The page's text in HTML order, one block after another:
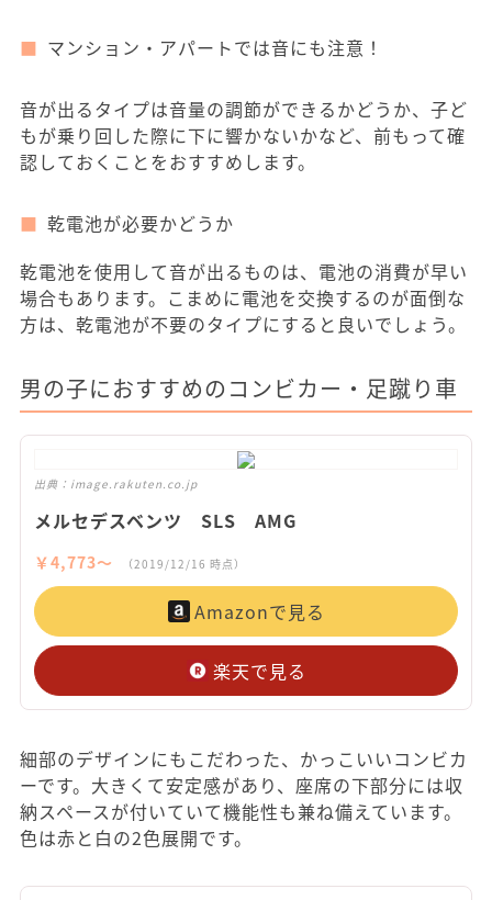
マンション・アパートでは音にも注意！
音が出るタイプは音量の調節ができるかどうか、子ど
もが乗り回した際に下に響かないかなど、前もって確
認しておくことをおすすめします。
乾電池が必要かどうか
乾電池を使用して音が出るものは、電池の消費が早い
場合もあります。こまめに電池を交換するのが面倒な
方は、乾電池が不要のタイプにすると良いでしょう。
男の子におすすめのコンビカー・足蹴り車
出典： image.rakuten.co.jp
メルセデスベンツ SLS AMG
￥4,773〜 （2019/12/16 時点）
Amazonで見る
楽天で見る
細部のデザインにもこだわった、かっこいいコンビカ
ーです。大きくて安定感があり、座席の下部分には収
納スペースが付いていて機能性も兼ね備えています。
色は赤と白の2色展開です。